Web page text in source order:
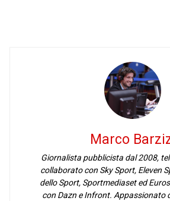
Marco
Giornalista pubblicista dal 2008,
collaborato con Sky Sport, Eleven
dello Sport, Sportmediaset ed
con Dazn e Infront. Appassionato